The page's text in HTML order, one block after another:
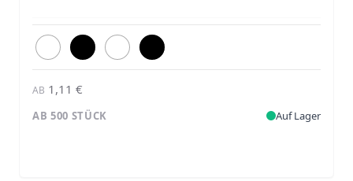
AB 1,11 €
AB 500 STÜCK Auf Lager